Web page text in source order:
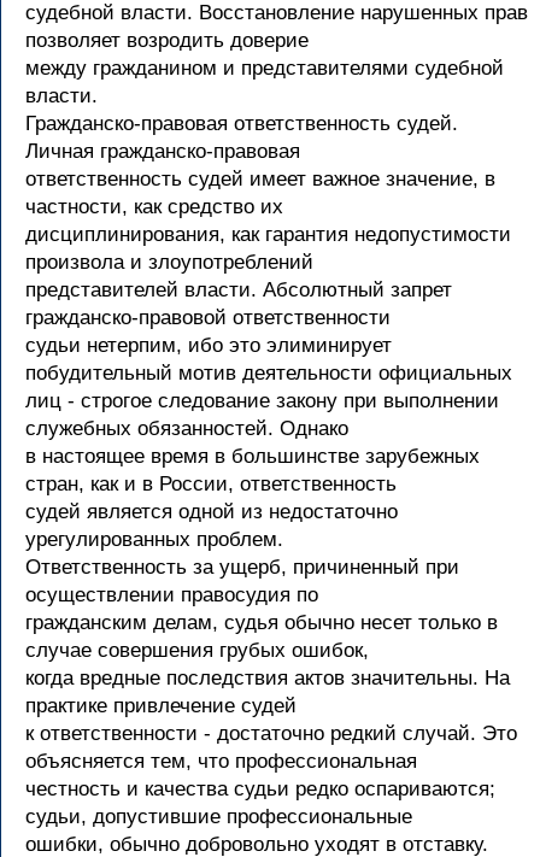
судебной власти. Восстановление нарушенных прав
позволяет возродить доверие
между гражданином и представителями судебной
власти.
Гражданско-правовая ответственность судей.
Личная гражданско-правовая
ответственность судей имеет важное значение, в
частности, как средство их
дисциплинирования, как гарантия недопустимости
произвола и злоупотреблений
представителей власти. Абсолютный запрет
гражданско-правовой ответственности
судьи нетерпим, ибо это элиминирует
побудительный мотив деятельности официальных
лиц - строгое следование закону при выполнении
служебных обязанностей. Однако
в настоящее время в большинстве зарубежных
стран, как и в России, ответственность
судей является одной из недостаточно
урегулированных проблем.
Ответственность за ущерб, причиненный при
осуществлении правосудия по
гражданским делам, судья обычно несет только в
случае совершения грубых ошибок,
когда вредные последствия актов значительны. На
практике привлечение судей
к ответственности - достаточно редкий случай. Это
объясняется тем, что профессиональная
честность и качества судьи редко оспариваются;
судьи, допустившие профессиональные
ошибки, обычно добровольно уходят в отставку.